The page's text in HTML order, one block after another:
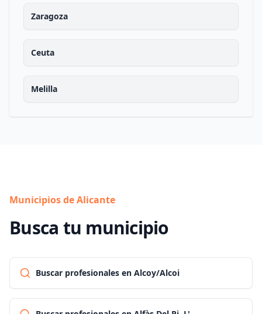
Zaragoza
Ceuta
Melilla
Municipios de Alicante
Busca tu municipio
Buscar profesionales en Alcoy/Alcoi